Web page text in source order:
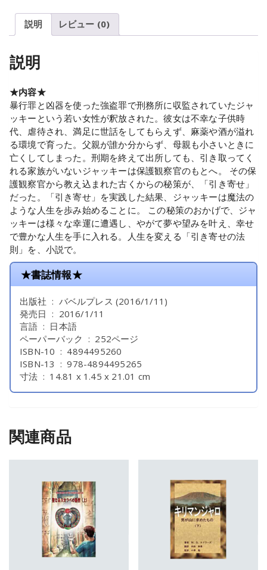
説明 レビュー (0)
説明
★内容★
暴行罪と凶器を使った強盗罪で刑務所に収監されていたジャ
ッキーという若い女性が釈放された。彼女は不幸な子供時
代、虐待され、満足に世話をしてもらえず、麻薬や酒が溢れ
る環境で育った。父親が誰か分からず、母親も小さいときに
亡くしてしまった。刑期を終えて出所しても、引き取ってく
れる家族がいないジャッキーは保護観察官のもとへ。 その保
護観察官から教え込まれた古くからの秘策が、「引き寄せ」
だった。「引き寄せ」を実践した結果、ジャッキーは魔法の
ような人生を歩み始めることに。 この秘策のおかげで、ジャ
ッキーは様々な幸運に遭遇し、やがて夢や望みを叶え、幸せ
で豊かな人生を手に入れる。人生を変える「引き寄せの法
則」を、小説で。
★書誌情報★
出版社 ‏ : ‎ バベルプレス (2016/1/11)
発売日 ‏ : ‎ 2016/1/11
言語 ‏ : ‎ 日本語
ペーパーバック ‏ : ‎ 252ページ
ISBN-10 ‏ : ‎ 4894495260
ISBN-13 ‏ : ‎ 978-4894495265
寸法 ‏ : ‎ 14.81 x 1.45 x 21.01 cm
関連商品